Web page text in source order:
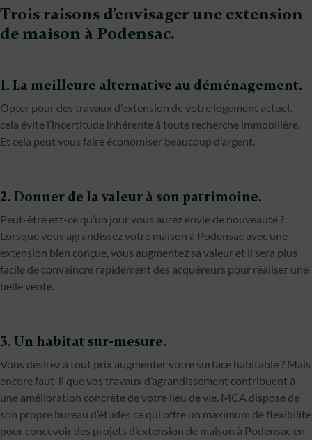
Trois raisons d’envisager une extension
de maison à Podensac.
1. La meilleure alternative au déménagement.
Opter pour des travaux d’extension de votre logement actuel,
cela évite l’incertitude inhérente à toute recherche immobilière.
Et cela peut vous faire économiser beaucoup d’argent.
2. Donner de la valeur à son patrimoine.
Peut-être est-ce qu’un jour vous aurez envie de nouveauté ?
Lorsque vous agrandissez votre maison à Podensac avec une
extension bien conçue, vous augmentez sa valeur et il sera plus
facile de convaincre rapidement des acquéreurs pour réaliser une
belle vente.
3. Un habitat sur-mesure.
Vous désirez à tout prix augmenter votre surface habitable ? Mais
encore faut-il que vos travaux d’agrandissement contribuent à
une amélioration concrète de votre lieu de vie. MCA dispose de
son propre bureau d’études ce qui offre un maximum de flexibilité
pour concevoir des projets d’extension de maison à Podensac en